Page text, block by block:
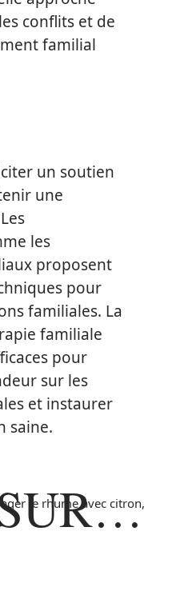
conflits et de
familial
un soutien
une
les
proposent
pour
familiales. La
familiale
pour
sur les
et instaurer
saine.